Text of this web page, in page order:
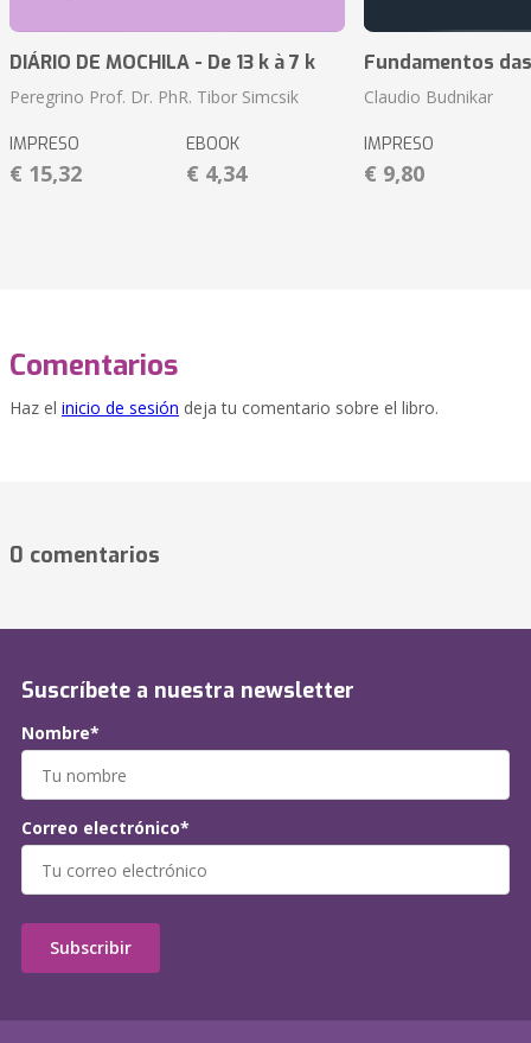
DIÁRIO DE MOCHILA - De 13 k à 7 k
Peregrino Prof. Dr. PhR. Tibor Simcsik
IMPRESO
€ 15,32
EBOOK
€ 4,34
Fundamentos
Claudio Budnikar
IMPRESO
€ 9,80
Comentarios
Haz el inicio de sesión deja tu comentario sobre el libro.
0 comentarios
Suscríbete a nuestra newsletter
Nombre*
Correo electrónico*
Subscribir